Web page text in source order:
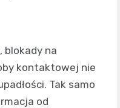
blokady na
kontaktowej nie
Tak samo
od